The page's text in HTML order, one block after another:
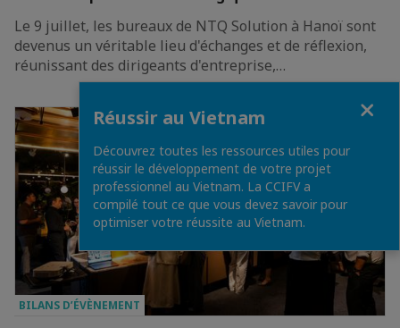
Le 9 juillet, les bureaux de NTQ Solution à Hanoï sont
devenus un véritable lieu d'échanges et de réflexion,
réunissant des dirigeants d'entreprise,…
BILANS D’ÉVÈNEMENT
Réussir au Vietnam
Découvrez toutes les ressources utiles pour
réussir le développement de votre projet
professionnel au Vietnam. La CCIFV a
compilé tout ce que vous devez savoir pour
optimiser votre réussite au Vietnam.